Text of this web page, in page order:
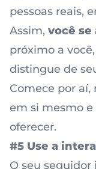
pessoas reais,
Assim, você se
próximo a
distingue de
Comece por
em si mesmo e
oferecer.
#5 Use a
O seu seguidor